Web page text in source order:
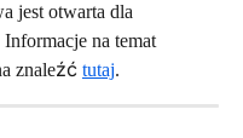
jest otwarta dla
na temat
znaleźć tutaj.